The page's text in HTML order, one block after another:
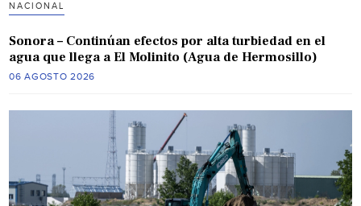
NACIONAL
Sonora – Continúan efectos por alta turbiedad en el
agua que llega a El Molinito (Agua de Hermosillo)
06 AGOSTO 2026